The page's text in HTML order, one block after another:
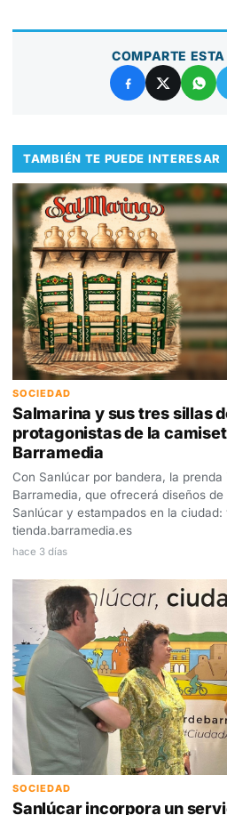
COMPARTE
TAMBIÉN TE PUEDE INTERESAR
SOCIEDAD
Salmarina y sus tres sillas
protagonistas de la
Barramedia
Con Sanlúcar por bandera, la
Barramedia, que ofrecerá diseños
Sanlúcar y estampados en la
tienda.barramedia.es
hace 3 días
SOCIEDAD
Sanlúcar incorpora un